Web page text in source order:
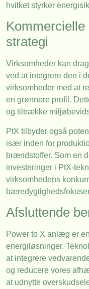
hvilket styrker
strategi
Virksomheder kan
ved at integrere den i
virksomheder med at
en grønnere profil.
og tiltrække
PtX tilbyder også
især inden for
brændstoffer. Som en
investeringer i PtX-
virksomhedens
Afsluttende
Power to X anlæg er
energiløsninger.
at integrere
og reducere vores
at udnytte